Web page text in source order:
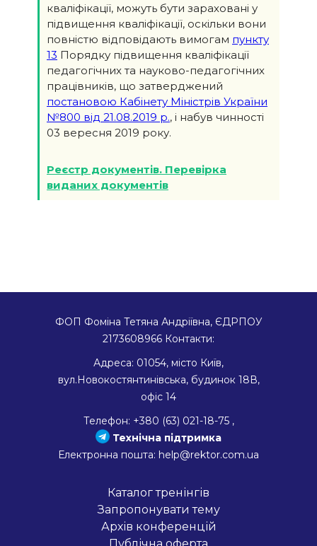
кваліфікації, можуть бути зараховані у
підвищення кваліфікації, оскільки вони
повністю відповідають вимогам пункту
13 Порядку підвищення кваліфікації
педагогічних та науково-педагогічних
працівників, що затверджений
постановою Кабінету Міністрів України
№800 від 21.08.2019 р., і набув чинності
03 вересня 2019 року.
Реєстр документів. Перевірка
виданих документів
ФОП Фоміна Тетяна Андріївна, ЄДРПОУ
2173608966 Контакти:
Адреса: 01054, місто Київ,
вул.Новокостянтинівська, будинок 18В,
офіс 14
Телефон: +380 (63) 021-18-75 ,
Технічна підтримка
Електронна пошта: help@rektor.com.ua
Каталог тренінгів
Запропонувати тему
Архів конференцій